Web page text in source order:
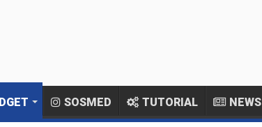
SOSMED TUTORIAL NEWS